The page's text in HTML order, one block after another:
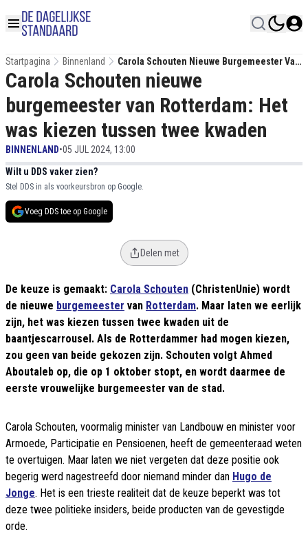
Startpagina Binnenland
Carola Schouten Nieuwe Burgemeester Van
Rotterdam: Het Was Kiezen Tussen Twee
Kwaden
Carola Schouten nieuwe
burgemeester van Rotterdam: Het
was kiezen tussen twee kwaden
BINNENLAND•05 JUL 2024, 13:00
Wilt u DDS vaker zien?
Stel DDS in als voorkeursbron op Google.
Voeg DDS toe op Google
Delen met
De keuze is gemaakt: Carola Schouten (ChristenUnie) wordt
de nieuwe burgemeester van Rotterdam. Maar laten we eerlijk
zijn, het was kiezen tussen twee kwaden uit de
baantjescarrousel. Als de Rotterdammer had mogen kiezen,
zou geen van beide gekozen zijn. Schouten volgt Ahmed
Aboutaleb op, die op 1 oktober stopt, en wordt daarmee de
eerste vrouwelijke burgemeester van de stad.
Carola Schouten, voormalig minister van Landbouw en minister voor
Armoede, Participatie en Pensioenen, heeft de gemeenteraad weten
te overtuigen. Maar laten we niet vergeten dat deze positie ook
begerig werd nagestreefd door niemand minder dan Hugo de
Jonge. Het is een trieste realiteit dat de keuze beperkt was tot
deze twee politieke insiders, beide producten van de gevestigde
orde.